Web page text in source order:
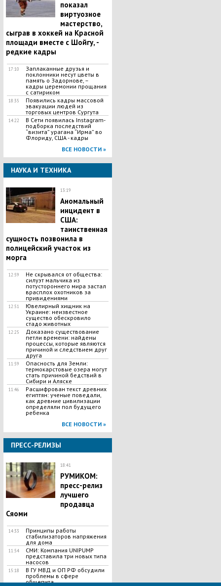
показал
виртуозное
мастерство,
сыграв в хоккей на Красной
площади вместе с Шойгу, -
редкие кадры
17:10
Заплаканные друзья и
поклонники несут цветы в
память о Задорнове, –
кадры церемонии прощания
с сатириком
18:35
Появились кадры массовой
эвакуации людей из
торговых центров Сургута
14:22
В Сети появилась Іnstagram-
подборка последствий
“визита” урагана “Ирма” во
Флориду, США - кадры
ВСЕ НОВОСТИ »
НАУКА И ТЕХНИКА
13:19
Аномальный
инцидент в
США:
таинственная
сущность позвонила в
полицейский участок из
морга
12:59
Не скрывался от общества:
силуэт мальчика из
потустороннего мира застал
врасплох охотников за
привидениями
12:51
Ювелирный хищник на
Украине: неизвестное
существо обескровило
стадо животных
12:25
Доказано существование
петли времени: найдены
процессы, которые являются
причиной и следствием друг
друга
11:59
Опасность для Земли:
термокарстовые озера могут
стать причиной бедствий в
Сибири и Аляске
11:46
Расшифрован текст древних
египтян: ученые поведали,
как древние цивилизации
определяли пол будущего
ребенка
ВСЕ НОВОСТИ »
ПРЕСС-РЕЛИЗЫ
18:41
РУМИКОМ:
пресс-релиз
лучшего
продавца
Сяоми
14:33
Принципы работы
стабилизаторов напряжения
для дома
11:54
СМИ: Компания UNIPUMP
представила три новых типа
насосов
15:18
В ГУ МВД и ОП РФ обсудили
проблемы в сфере
общепита